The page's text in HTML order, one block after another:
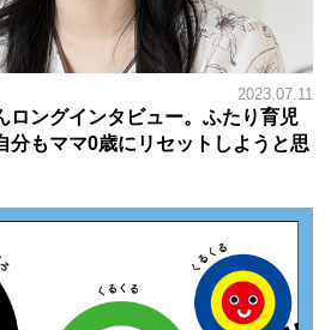
2023.07.11
ロングインタビュー。ふたり育児
分もママ0歳にリセットしようと思